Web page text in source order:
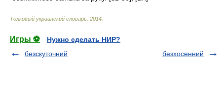
Толковый украинский словарь 2014
Игры ⚽
Нужно сделать НИР?
безскуточний
безхосенний